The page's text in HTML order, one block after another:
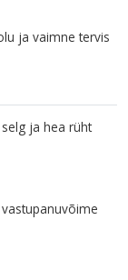
ja vaimne tervis
ja hea rüht